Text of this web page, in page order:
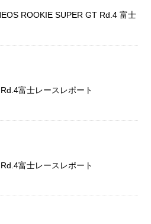
ROOKIE SUPER GT Rd.4 富士
富士レースレポート
富士レースレポート